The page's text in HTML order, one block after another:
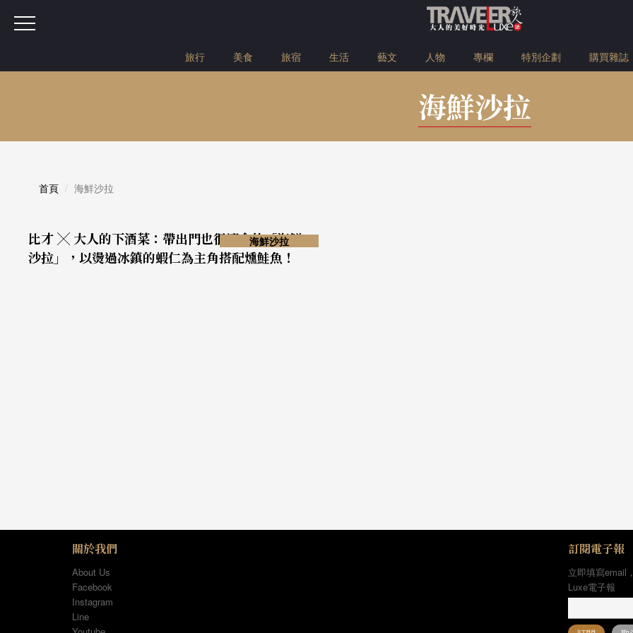
旅行 美食 旅宿 生活 藝文 人物 專欄 特別企劃 購買雜誌
海鮮沙拉
首頁 海鮮沙拉
比才 ╳ 大人的下酒菜：帶出門也很適合的「海鮮
沙拉」，以燙過冰鎮的蝦仁為主角搭配燻鮭魚！
海鮮沙拉
關於我們
About Us
Facebook
Instagram
Line
訂閱電子報
立即填寫email
Luxe電子報